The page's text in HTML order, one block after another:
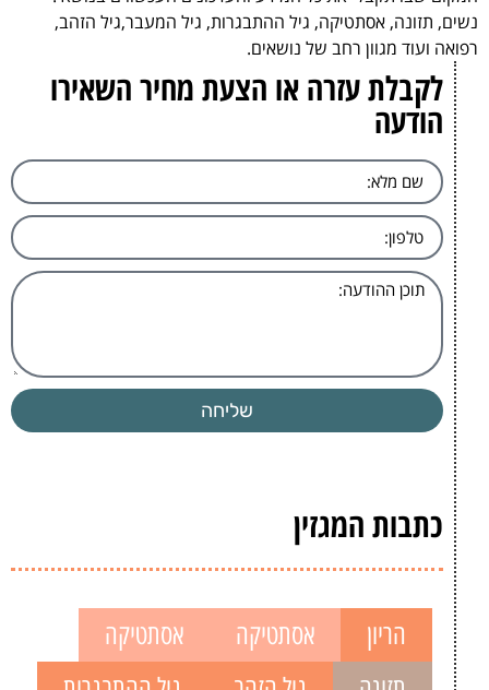
נשים, תזונה, אסתטיקה, גיל ההתבגרות, גיל המעבר,גיל הזהב,
רפואה ועוד מגוון רחב של נושאים.
לקבלת עזרה או הצעת מחיר השאירו
הודעה
שליחה
כתבות המגזין
הריון אסתטיקה
אסתטיקה